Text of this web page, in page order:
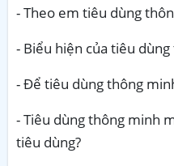
- Theo em tiêu dùng
- Biểu hiện của tiêu
- Để tiêu dùng thông
- Tiêu dùng thông minh
tiêu dùng?